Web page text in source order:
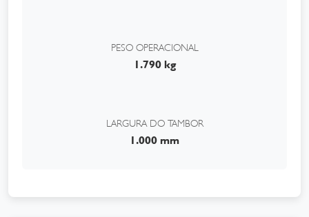
PESO OPERACIONAL
1.790 kg
LARGURA DO TAMBOR
1.000 mm